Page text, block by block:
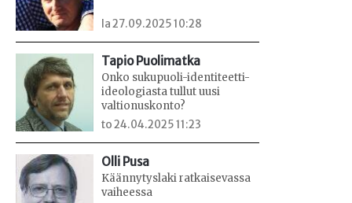
la 27.09.2025 10:28
Tapio Puolimatka
Onko sukupuoli-identiteetti-
ideologiasta tullut uusi
valtionuskonto?
to 24.04.2025 11:23
Olli Pusa
Käännytyslaki ratkaisevassa
vaiheessa